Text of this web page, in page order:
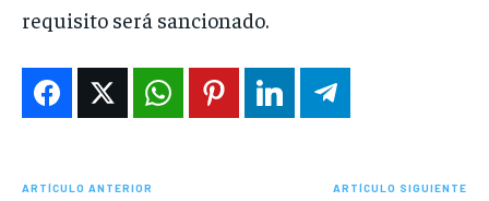
requisito será sancionado.
ARTÍCULO ANTERIOR ARTÍCULO SIGUIENTE